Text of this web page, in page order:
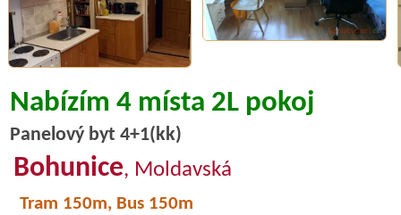
Nabízím 4 místa 2L pokoj
Panelový byt 4+1(kk)
Bohunice, Moldavská
Tram 150m, Bus 150m